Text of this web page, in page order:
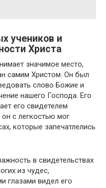
учеников и
Христа
значимое место,
самим Христом. Он был
слово Божие и
нашего Господа. Его
его свидетелем
с легкостью мог
которые запечатлелись
в свидетельствах
из чудес,
глазами видел его